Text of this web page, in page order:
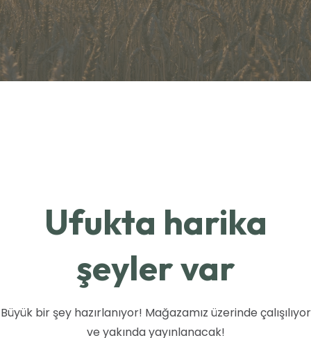
Ufukta harika
şeyler var
Büyük bir şey hazırlanıyor! Mağazamız üzerinde çalışılıyor
ve yakında yayınlanacak!